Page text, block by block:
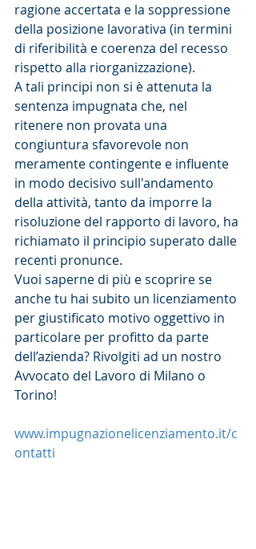
ragione accertata e la soppressione
della posizione lavorativa (in termini
di riferibilità e coerenza del recesso
rispetto alla riorganizzazione).
A tali principi non si è attenuta la
sentenza impugnata che, nel
ritenere non provata una
congiuntura sfavorevole non
meramente contingente e influente
in modo decisivo sull'andamento
della attività, tanto da imporre la
risoluzione del rapporto di lavoro, ha
richiamato il principio superato dalle
recenti pronunce.
Vuoi saperne di più e scoprire se
anche tu hai subito un licenziamento
per giustificato motivo oggettivo in
particolare per profitto da parte
dell’azienda? Rivolgiti ad un nostro
Avvocato del Lavoro di Milano o
Torino!
www.impugnazionelicenziamento.it/c
ontatti